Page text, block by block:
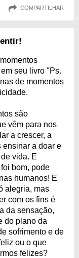
COMPARTILHAR
seu livro "Ps.
de momentos
são
vêm para nos
a crescer, a
ensinar a doar e
vida. E
bom, pode
humanos! E
alegria, mas
com os fins é
da sensação,
do plano da
sofrimento e de
ou o que
felizes?